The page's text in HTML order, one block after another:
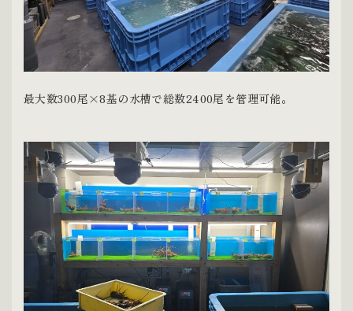
最大数300尾×8基の水槽で総数2400尾を管理可能。